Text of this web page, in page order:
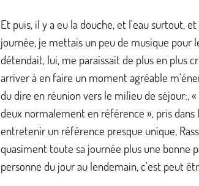
Et puis, il y a eu la douche, et l'eau surtout,
journée, je mettais un peu de musique pour
détendait, lui, me paraissait de plus en plus
arriver à en faire un moment agréable
du dire en réunion vers le milieu de séjour:,
deux normalement en référence », pris dans
entretenir un référence presque unique,
quasiment toute sa journée plus une bonne
personne du jour au lendemain, c'est peut